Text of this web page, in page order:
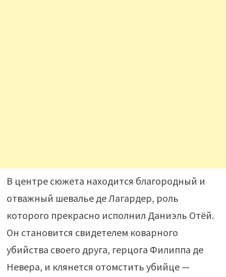
В центре сюжета находится благородный и
отважный шевалье де Лагардер, роль
которого прекрасно исполнил Даниэль Отёй.
Он становится свидетелем коварного
убийства своего друга, герцога Филиппа де
Невера, и клянется отомстить убийце —